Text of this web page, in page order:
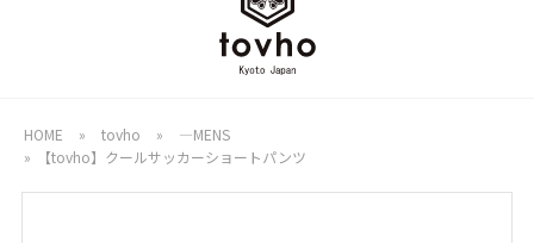
HOME » tovho »
―MENS
»
【tovho】クールサッカーショートパンツ